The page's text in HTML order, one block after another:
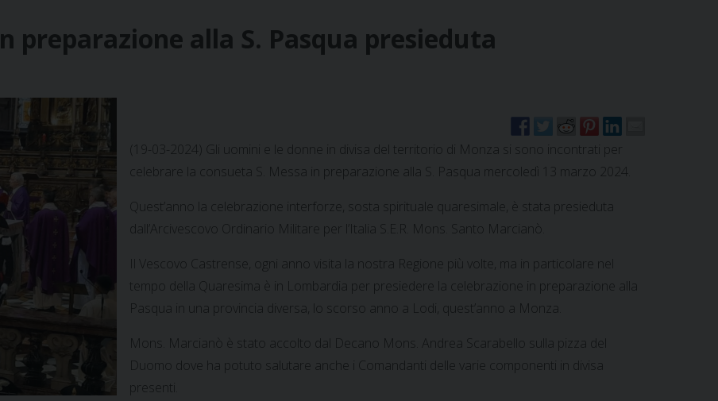
preparazione alla S. Pasqua presieduta
(19-03-2024) Gli uomini e le donne in divisa del territorio di Monza si sono incontrati per
celebrare la consueta S. Messa in preparazione alla S. Pasqua mercoledì 13 marzo 2024.
Quest’anno la celebrazione interforze, sosta spirituale quaresimale, è stata presieduta
dall’Arcivescovo Ordinario Militare per l’Italia S.E.R. Mons. Santo Marcianò.
Il Vescovo Castrense, ogni anno visita la nostra Regione più volte, ma in particolare nel
tempo della Quaresima è in Lombardia per presiedere la celebrazione in preparazione alla
Pasqua in una provincia diversa, lo scorso anno a Lodi, quest’anno a Monza.
Mons. Marcianò è stato accolto dal Decano Mons. Andrea Scarabello sulla pizza del
Duomo dove ha potuto salutare anche i Comandanti delle varie componenti in divisa
presenti.